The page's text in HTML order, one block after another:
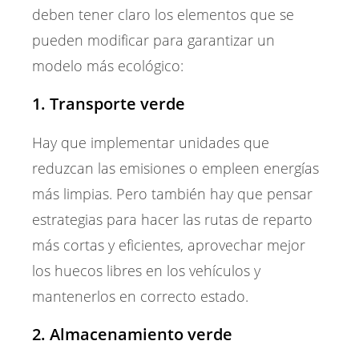
deben tener claro los elementos que se
pueden modificar para garantizar un
modelo más ecológico:
1. Transporte verde
Hay que implementar unidades que
reduzcan las emisiones o empleen energías
más limpias. Pero también hay que pensar
estrategias para hacer las rutas de reparto
más cortas y eficientes, aprovechar mejor
los huecos libres en los vehículos y
mantenerlos en correcto estado.
2. Almacenamiento verde